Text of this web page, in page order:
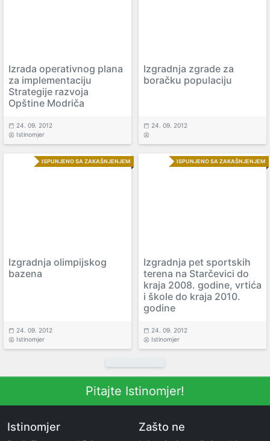
Izrada operativnog plana
za implementaciju
Strategije razvoja
Opštine Modriča
24. 09. 2012
Istinomjer
Izgradnja zgrade za
boračku populaciju
24. 09. 2012
ISPUNJENO SA ZAKAŠNJENJEM
Izgradnja olimpijskog
bazena
24. 09. 2012
Istinomjer
ISPUNJENO SA ZAKAŠNJENJEM
Izgradnja pet sportskih
terena na Starčevici do
kraja 2008. godine, vrtića
i škole do kraja 2010.
godine
24. 09. 2012
Istinomjer
Pitajte Istinomjer!
Istinomjer Zašto ne